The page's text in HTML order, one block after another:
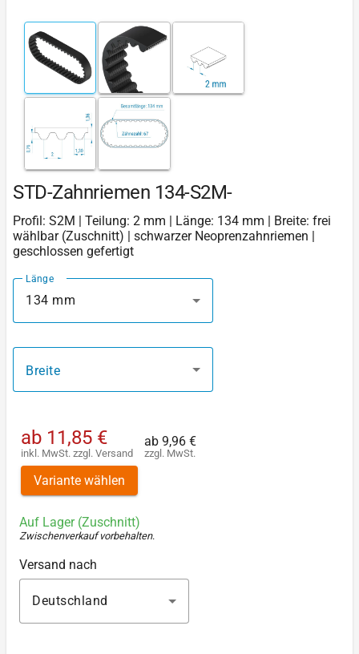
STD-Zahnriemen 134-S2M-
Profil: S2M | Teilung: 2 mm | Länge: 134 mm | Breite: frei
wählbar (Zuschnitt) | schwarzer Neoprenzahnriemen |
geschlossen gefertigt
Länge
134 mm
Breite
ab 11,85 €
inkl. MwSt. zzgl. Versand
ab 9,96 €
zzgl. MwSt.
Variante wählen
Auf Lager (Zuschnitt)
Zwischenverkauf vorbehalten.
Versand nach
Deutschland